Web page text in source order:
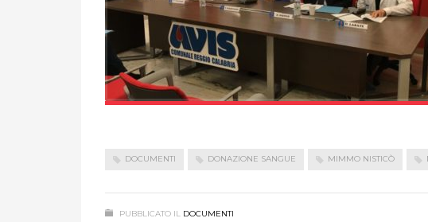
DOCUMENTI DONAZIONE SANGUE MIMMO NISTICÒ
PUBBLICATO IL DOCUMENTI